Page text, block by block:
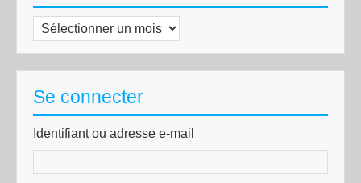
Archives
Se connecter
Identifiant ou adresse e-mail